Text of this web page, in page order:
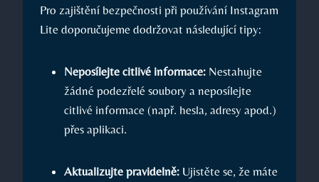
Pro zajištění bezpečnosti při používání Instagram
Lite doporučujeme dodržovat následující tipy:
Neposílejte citlivé informace: Nestahujte
žádné podezřelé soubory a neposílejte
citlivé informace (např. hesla, adresy apod.)
přes aplikaci.
Aktualizujte pravidelně: Ujistěte se, že máte